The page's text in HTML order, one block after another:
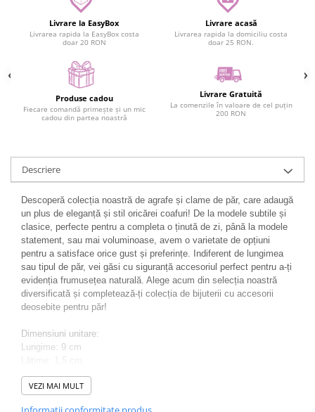
Livrare la EasyBox
Livrarea rapida la EasyBox costa
doar 20 RON
Livrare acasă
Livrarea rapida la domiciliu costa
doar 25 RON.
Produse cadou
Fiecare comandă primește și un mic
cadou din partea noastră
Livrare Gratuită
La comenzile în valoare de cel puțin
200 RON
Descriere
Descoperă colecția noastră de agrafe și clame de păr, care adaugă
un plus de eleganță și stil oricărei coafuri! De la modele subtile și
clasice, perfecte pentru a completa o ținută de zi, până la modele
statement, sau mai voluminoase, avem o varietate de opțiuni
pentru a satisface orice gust și preferințe. Indiferent de lungimea
sau tipul de păr, vei găsi cu siguranță accesoriul perfect pentru a-ți
evidenția frumusețea naturală. Alege acum din selecția noastră
diversificată și completează-ți colecția de bijuterii cu accesorii
deosebite pentru păr!
Dimensiuni unitare:
Lungime: 9 cm
Greutate: 4,7 g
VEZI MAI MULT